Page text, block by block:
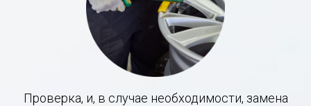
Проверка, и, в случае необходимости, замена